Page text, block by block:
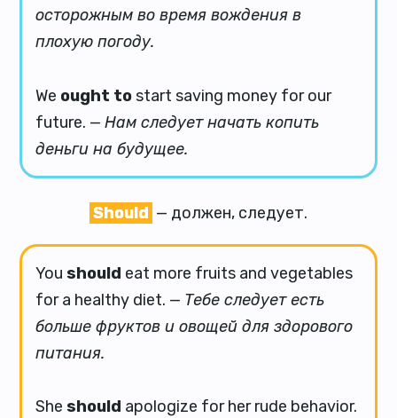
осторожным во время вождения в
плохую погоду.
We ought tostart saving money for our
future. —Нам следует начать копить
деньги на будущее.
Should — должен, следует.
Youshould eat more fruits and vegetables
for a healthy diet. — Тебе следует есть
больше фруктов и овощей для здорового
питания.
Sheshould apologize for her rude behavior.